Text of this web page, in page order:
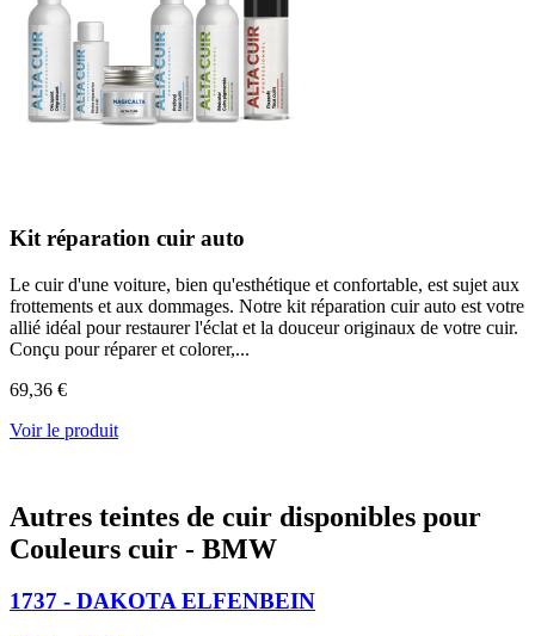
Kit réparation cuir auto
Le cuir d'une voiture, bien qu'esthétique et confortable, est sujet aux
frottements et aux dommages. Notre kit réparation cuir auto est votre
allié idéal pour restaurer l'éclat et la douceur originaux de votre cuir.
Conçu pour réparer et colorer,...
69,36 €
Voir le produit
Autres teintes de cuir disponibles pour
Couleurs cuir - BMW
1737 - DAKOTA ELFENBEIN